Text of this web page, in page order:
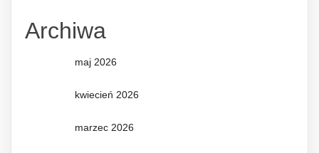
Archiwa
maj 2026
kwiecień 2026
marzec 2026